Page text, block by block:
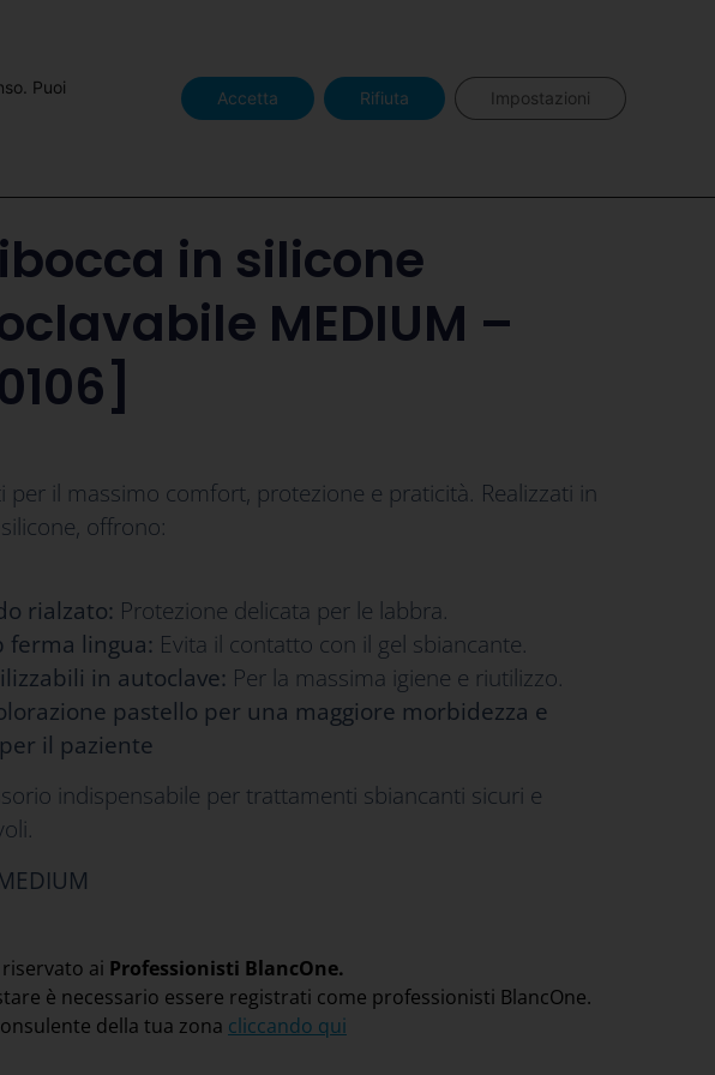
in silicone
MEDIUM –
per il massimo comfort, protezione e praticità. Realizzati in
offrono:
rialzato: Protezione delicata per le labbra.
ferma lingua: Evita il contatto con il gel sbiancante.
in autoclave: Per la massima igiene e riutilizzo.
pastello per una maggiore morbidezza e
il paziente
indispensabile per trattamenti sbiancanti sicuri e
riservato ai Professionisti BlancOne.
è necessario essere registrati come professionisti BlancOne.
della tua zona cliccando qui
Puoi
Accetta Rifiuta Impostazioni